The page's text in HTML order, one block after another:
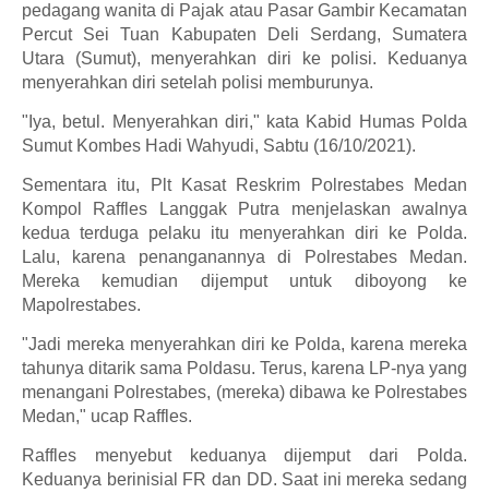
pedagang wanita di Pajak atau Pasar Gambir Kecamatan
Percut Sei Tuan Kabupaten Deli Serdang, Sumatera
Utara (Sumut), menyerahkan diri ke polisi. Keduanya
menyerahkan diri setelah polisi memburunya.
"Iya, betul. Menyerahkan diri," kata Kabid Humas Polda
Sumut Kombes Hadi Wahyudi, Sabtu (16/10/2021).
Sementara itu, Plt Kasat Reskrim Polrestabes Medan
Kompol Raffles Langgak Putra menjelaskan awalnya
kedua terduga pelaku itu menyerahkan diri ke Polda.
Lalu, karena penanganannya di Polrestabes Medan.
Mereka kemudian dijemput untuk diboyong ke
Mapolrestabes.
"Jadi mereka menyerahkan diri ke Polda, karena mereka
tahunya ditarik sama Poldasu. Terus, karena LP-nya yang
menangani Polrestabes, (mereka) dibawa ke Polrestabes
Medan," ucap Raffles.
Raffles menyebut keduanya dijemput dari Polda.
Keduanya berinisial FR dan DD. Saat ini mereka sedang